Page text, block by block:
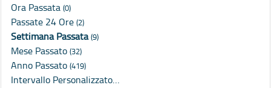
Ora Passata (0)
Passate 24 Ore (2)
Settimana Passata(9)
Mese Passato (32)
Anno Passato (419)
Intervallo Personalizzato…